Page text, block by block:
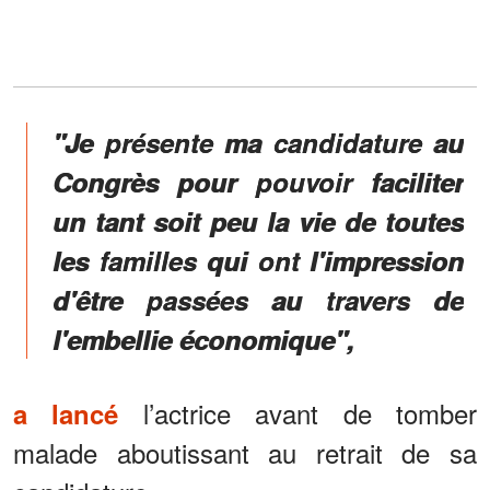
"Je présente ma candidature au
Congrès pour pouvoir faciliter
un tant soit peu la vie de toutes
les familles qui ont l'impression
d'être passées au travers de
l'embellie économique",
a lancé l’actrice avant de tomber
malade aboutissant au retrait de sa